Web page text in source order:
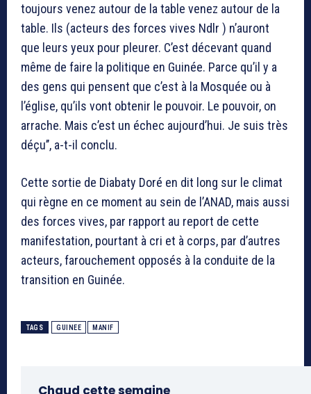
toujours venez autour de la table venez autour de la
table. Ils (acteurs des forces vives Ndlr ) n’auront
que leurs yeux pour pleurer. C’est décevant quand
même de faire la politique en Guinée. Parce qu’il y a
des gens qui pensent que c’est à la Mosquée ou à
l’église, qu’ils vont obtenir le pouvoir. Le pouvoir, on
arrache. Mais c’est un échec aujourd’hui. Je suis très
déçu’’, a-t-il conclu.
Cette sortie de Diabaty Doré en dit long sur le climat
qui règne en ce moment au sein de l’ANAD, mais aussi
des forces vives, par rapport au report de cette
manifestation, pourtant à cri et à corps, par d’autres
acteurs, farouchement opposés à la conduite de la
transition en Guinée.
TAGS GUINEE MANIF
Chaud cette semaine